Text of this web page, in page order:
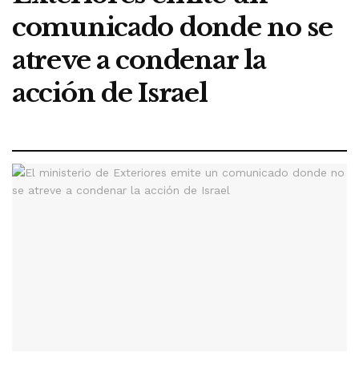
comunicado donde no se
atreve a condenar la
acción de Israel